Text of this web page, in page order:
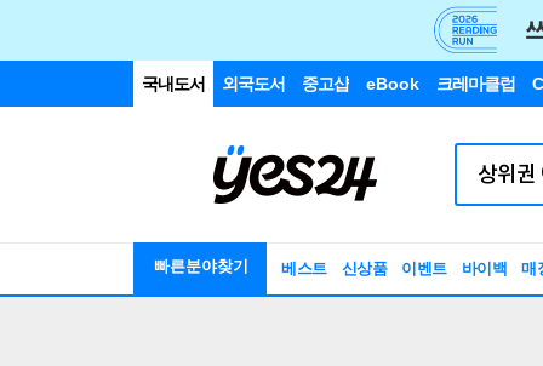
국내도서 외국도서 중고샵 eBook 크레마클럽
빠른분야찾기 베스트 신상품 이벤트 바이백 매